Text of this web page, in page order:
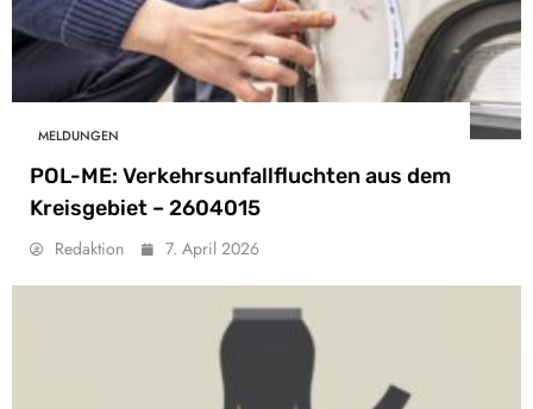
MELDUNGEN
POL-ME: Verkehrsunfallfluchten aus dem
Kreisgebiet – 2604015
Redaktion 7. April 2026